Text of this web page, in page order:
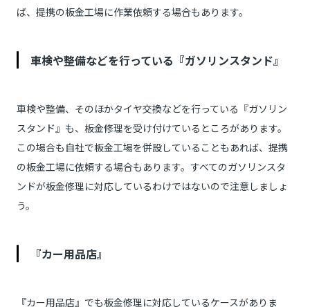
ば、提携の板金工場に作業依頼する場合もあります。
車検や整備などを行っている『ガソリンスタンド』
車検や整備、そのほかタイヤ交換などを行っている『ガソリン
スタンド』も、板金修理を受け付けているところがあります。
この場合も自社で板金工場を併設していることもあれば、提携
の板金工場に依頼する場合もあります。すべてのガソリンスタ
ンドが板金修理に対応しているわけではないので注意しましょ
う。
『カー用品店』
『カー用品店』でも板金修理に対応しているケースがありま